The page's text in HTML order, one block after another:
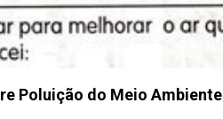
Poluição do Meio